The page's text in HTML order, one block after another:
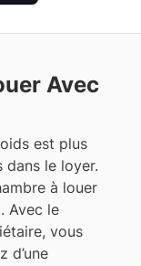
Avec
est plus
dans le loyer.
à louer
Avec le
vous
d’une